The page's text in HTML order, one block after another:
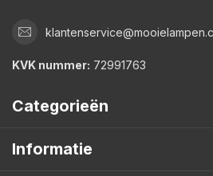
KVK nummer: 72991763
Categorieën
Informatie